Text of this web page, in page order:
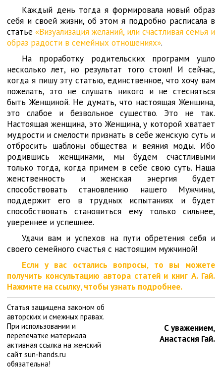
Каждый день тогда я формировала новый образ
себя и своей жизни, об этом я подробно расписала в
статье «Визуализация желаний, или счастливая семья и
образ радости в семейных отношениях».
На проработку родительских программ ушло
несколько лет, но результат того стоил! И сейчас,
когда я пишу эту статью, единственное, что хочу вам
пожелать, это не слушать никого и не стесняться
быть Женщиной. Не думать, что настоящая Женщина,
это слабое и безвольное существо. Это не так.
Настоящая женщина, это Женщина, у которой хватает
мудрости и смелости признать в себе женскую суть и
отбросить шаблоны общества и веяния моды. Ибо
родившись женщинами, мы будем счастливыми
только тогда, когда примем в себе свою суть. Наша
женственность и женская энергия будет
способствовать становлению нашего Мужчины,
поддержит его в трудных испытаниях и будет
способствовать становиться ему только сильнее,
увереннее и успешнее.
Удачи вам и успехов на пути обретения себя и
своего семейного счастья с настоящим мужчиной!
Если у вас остались вопросы, то вы можете
получить консультацию автора статей и книг А. Гай.
Нажмите на ссылку, чтобы узнать подробнее.
Статья защищена законом об
авторских и смежных правах.
При использовании и
перепечатке материала
активная ссылка на женский
сайт sun-hands.ru
обязательна!
С уважением,
Анастасия Гай.